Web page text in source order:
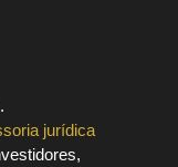
jurídica